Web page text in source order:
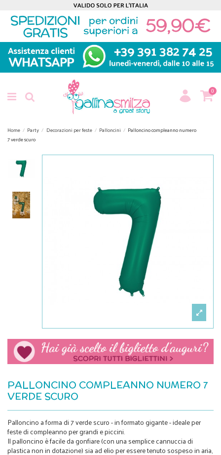
0
Home Party Decorazioni per feste Palloncini
Palloncino compleanno numero
7 verde scuro
PALLONCINO COMPLEANNO NUMERO 7
VERDE SCURO
Palloncino a forma di 7 verde scuro - in formato gigante - ideale per
feste di compleanno per grandi e piccini.
Il palloncino è facile da gonfiare (con una semplice cannuccia di
plastica non in dotazione) sia ad elio per essere tenuto sospeso in aria,